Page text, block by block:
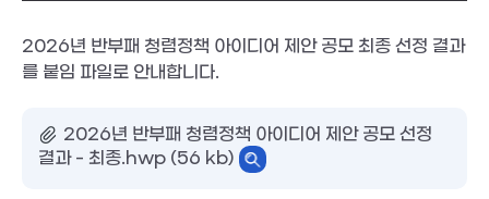
2026년 반부패 청렴정책 아이디어 제안 공모 최종 선정 결과
를 붙임 파일로 안내합니다.
2026년 반부패 청렴정책 아이디어 제안 공모 선정
결과 - 최종.hwp (56 kb)